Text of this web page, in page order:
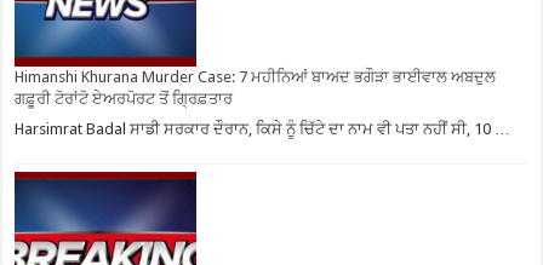
Himanshi Khurana Murder Case: 7 ਮਹੀਨਿਆਂ ਬਾਅਦ ਭਗੌੜਾ ਭਾਈਵਾਲ ਅਬਦੁਲ
ਗਫ਼ੂਰੀ ਟੋਰਾਂਟੋ ਏਅਰਪੋਰਟ ਤੋਂ ਗ੍ਰਿਫ਼ਤਾਰ
Harsimrat Badal ਸਾਡੀ ਸਰਕਾਰ ਦੌਰਾਨ, ਕਿਸੇ ਨੂੰ ਚਿੱਟੇ ਦਾ ਨਾਮ ਵੀ ਪਤਾ ਨਹੀਂ ਸੀ, 10 …